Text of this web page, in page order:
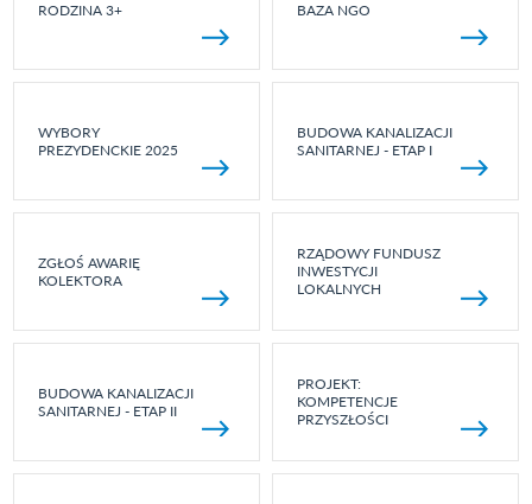
RODZINA 3+ BAZA NGO
WYBORY
PREZYDENCKIE 2025
BUDOWA KANALIZACJI
SANITARNEJ - ETAP I
ZGŁOŚ AWARIĘ
KOLEKTORA
RZĄDOWY FUNDUSZ
INWESTYCJI
LOKALNYCH
BUDOWA KANALIZACJI
SANITARNEJ - ETAP II
PROJEKT:
KOMPETENCJE
PRZYSZŁOŚCI